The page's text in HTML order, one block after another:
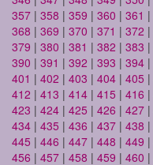
357 | 358 | 359 | 360 | 361 |
368 | 369 | 370 | 371 | 372 |
379 | 380 | 381 | 382 | 383 |
390 | 391 | 392 | 393 | 394 |
401 | 402 | 403 | 404 | 405 |
412 | 413 | 414 | 415 | 416 |
423 | 424 | 425 | 426 | 427 |
434 | 435 | 436 | 437 | 438 |
445 | 446 | 447 | 448 | 449 |
456 | 457 | 458 | 459 | 460 |